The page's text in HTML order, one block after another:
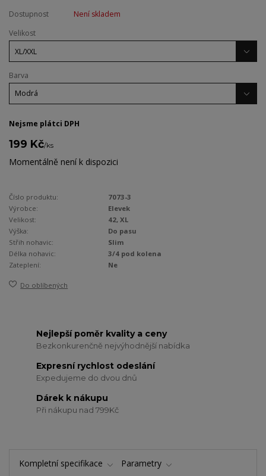
Dostupnost
Není skladem
Velikost
Barva
Nejsme plátci DPH
199 Kč/ks
Momentálně není k dispozici
Číslo produktu:
7073-3
Výrobce:
Elevek
Velikost:
42, XL
Výška:
Do pasu
Střih nohavic:
Slim
Délka nohavic:
3/4 pod kolena
Zateplení:
Ne
Do oblíbených
Nejlepší poměr kvality a ceny
Bezkonkurenčně nejvýhodnější nabídka
Expresní rychlost odeslání
Expedujeme do dvou dnů
Dárek k nákupu
Při nákupu nad 799Kč
Kompletní specifikace
Parametry